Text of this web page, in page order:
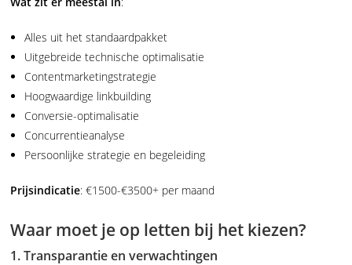
Alles uit het standaardpakket
Uitgebreide technische optimalisatie
Contentmarketingstrategie
Hoogwaardige linkbuilding
Conversie-optimalisatie
Concurrentieanalyse
Persoonlijke strategie en begeleiding
Prijsindicatie: €1500-€3500+ per maand
Waar moet je op letten bij het kiezen?
1. Transparantie en verwachtingen